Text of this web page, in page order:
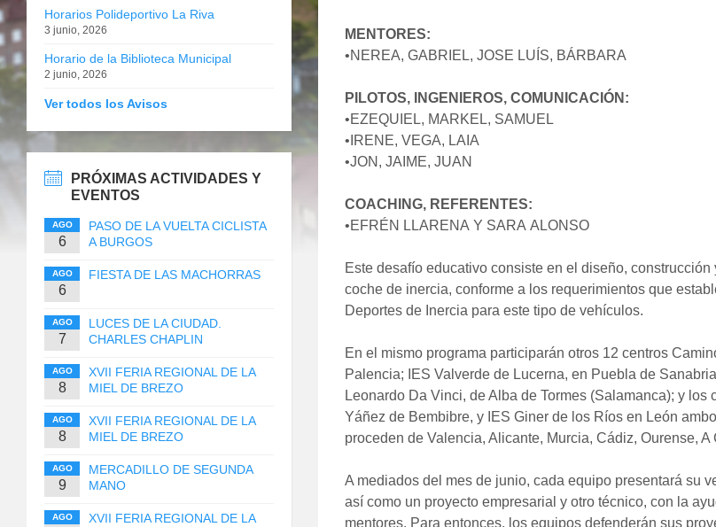
MENTORES:
•NEREA, GABRIEL, JOSE LUÍS, BÁRBARA
PILOTOS, INGENIEROS, COMUNICACIÓN:
•EZEQUIEL, MARKEL, SAMUEL
•IRENE, VEGA, LAIA
•JON, JAIME, JUAN
COACHING, REFERENTES:
•EFRÉN LLARENA Y SARA ALONSO
Este desafío educativo consiste en el diseño, construcción
coche de inercia, conforme a los requerimientos que
Deportes de Inercia para este tipo de vehículos.
En el mismo programa participarán otros 12 centros
Palencia; IES Valverde de Lucerna, en Puebla de
Leonardo Da Vinci, de Alba de Tormes (Salamanca); y los
Yáñez de Bembibre, y IES Giner de los Ríos en León
proceden de Valencia, Alicante, Murcia, Cádiz, Ourense, A
A mediados del mes de junio, cada equipo presentará su
así como un proyecto empresarial y otro técnico, con la
mentores. Para entonces, los equipos defenderán sus
Horarios Polideportivo La Riva
3 junio, 2026
Horario de la Biblioteca Municipal
2 junio, 2026
Ver todos los Avisos
PRÓXIMAS ACTIVIDADES Y
EVENTOS
AGO
6
PASO DE LA VUELTA CICLISTA
A BURGOS
AGO
6
FIESTA DE LAS MACHORRAS
AGO
7
LUCES DE LA CIUDAD.
CHARLES CHAPLIN
AGO
8
XVII FERIA REGIONAL DE LA
MIEL DE BREZO
AGO
8
XVII FERIA REGIONAL DE LA
MIEL DE BREZO
AGO
9
MERCADILLO DE SEGUNDA
MANO
AGO
XVII FERIA REGIONAL DE LA